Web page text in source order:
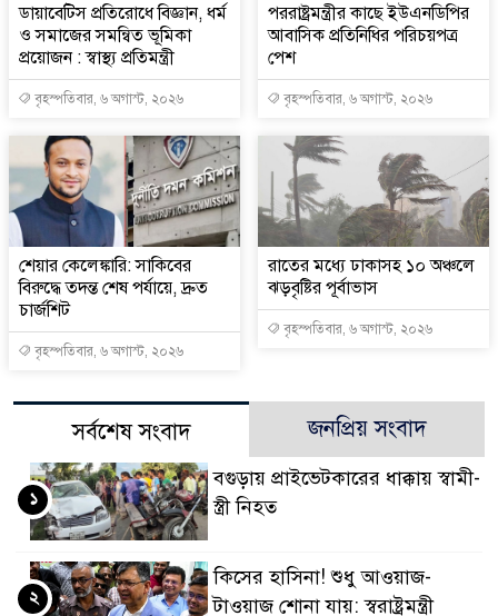
ডায়াবেটিস প্রতিরোধে বিজ্ঞান, ধর্ম
ও সমাজের সমন্বিত ভূমিকা
প্রয়োজন : স্বাস্থ্য প্রতিমন্ত্রী
বৃহস্পতিবার, ৬ অগাস্ট, ২০২৬
পররাষ্ট্রমন্ত্রীর কা‌ছে ইউএনডিপির
আবাসিক প্রতিনিধির পরিচয়পত্র
পেশ
বৃহস্পতিবার, ৬ অগাস্ট, ২০২৬
শেয়ার কেলেঙ্কারি: সাকিবের
বিরুদ্ধে তদন্ত শেষ পর্যায়ে, দ্রুত
চার্জশিট
বৃহস্পতিবার, ৬ অগাস্ট, ২০২৬
রাতের মধ্যে ঢাকাসহ ১০ অঞ্চলে
ঝড়বৃষ্টির পূর্বাভাস
বৃহস্পতিবার, ৬ অগাস্ট, ২০২৬
সর্বশেষ সংবাদ জনপ্রিয় সংবাদ
বগুড়ায় প্রাইভেটকারের ধাক্কায় স্বামী-
স্ত্রী নিহত
১
কিসের হাসিনা! শুধু আওয়াজ-
টাওয়াজ শোনা যায়: স্বরাষ্ট্রমন্ত্রী
২